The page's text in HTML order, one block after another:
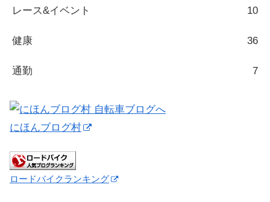
レース&イベント 10
健康 36
通勤 7
にほんブログ村
ロードバイクランキング